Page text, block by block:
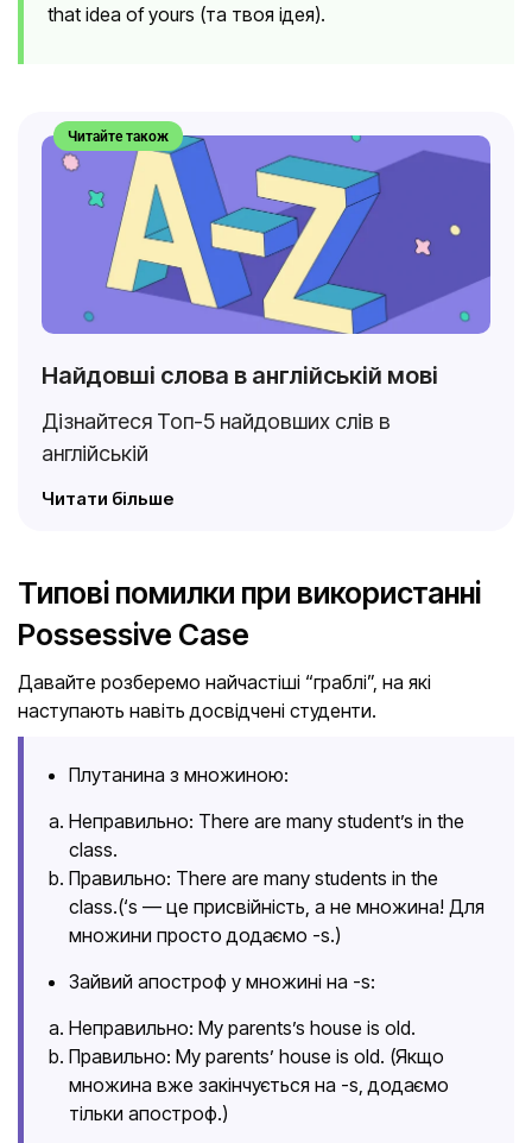
that idea of yours (та твоя ідея).
Найдовші слова в англійській мові
Читайте також
Дізнайтеся Топ-5 найдовших слів в
англійській
Читати більше
Типові помилки при використанні
Possessive Case
Давайте розберемо найчастіші “граблі”, на які
наступають навіть досвідчені студенти.
Плутанина з множиною:
Неправильно: There are many student’s in the
class.
Правильно: There are many students in the
class.(‘s — це присвійність, а не множина! Для
множини просто додаємо -s.)
Зайвий апостроф у множині на -s:
Неправильно: My parents’s house is old.
Правильно: My parents’ house is old. (Якщо
множина вже закінчується на -s, додаємо
тільки апостроф.)